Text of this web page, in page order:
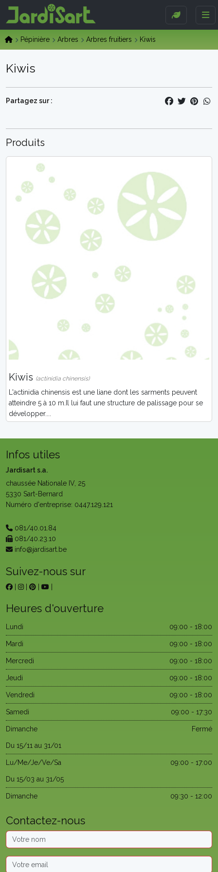
Pépinière Arbres Arbres fruitiers Kiwis
Kiwis
Partagez sur :
Produits
Kiwis (actinidia chinensis)
L'actinidia chinensis est une liane dont les sarments peuvent
atteindre 5 à 10 m.Il lui faut une structure de palissage pour se
développer....
Infos utiles
Jardisart s.a.
chaussée Nationale IV, 25
5330 Sart-Bernard
Numéro d'entreprise: 0447.129.121
081/40.01.84
081/40.23.10
info@jardisart.be
Suivez-nous sur
Heures d'ouverture
Lundi 09:00 - 18:00
Mardi 09:00 - 18:00
Mercredi 09:00 - 18:00
Jeudi 09:00 - 18:00
Vendredi 09:00 - 18:00
Samedi 09:00 - 17:30
Dimanche Fermé
Du 15/11 au 31/01
Lu/Me/Je/Ve/Sa 09:00 - 17:00
Du 15/03 au 31/05
Dimanche 09:30 - 12:00
Contactez-nous